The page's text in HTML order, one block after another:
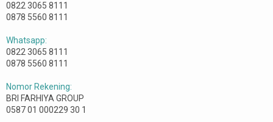
0822 3065 8111
0878 5560 8111
Whatsapp:
0822 3065 8111
0878 5560 8111
Nomor Rekening:
BRI FARHIYA GROUP
0587 01 000229 30 1